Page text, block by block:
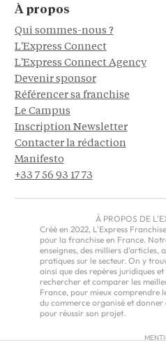
À propos
Qui sommes-nous ?
L'Express Connect
L'Express Connect Agency
Devenir sponsor
Référencer sa franchise
Le Campus
Inscription Newsletter
Contacter la rédaction
Manifesto
+33 7 56 93 17 73
À PROPOS DE
Créé en 2022, L'Express
pour la franchise en France.
enseignes, des milliers d'articles,
pratiques sur le secteur. On y
ainsi que des repères juridiques
rechercher et comparer les
France, pour mieux comprendre
du commerce organisé et
pour réussir son projet.